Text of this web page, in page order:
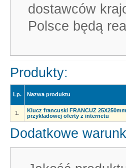
dostawców
Polsce będą
Produkty:
Lp. Nazwa produktu
1.
Klucz francuski FRANCUZ
przykładowej oferty z internetu
Dodatkowe